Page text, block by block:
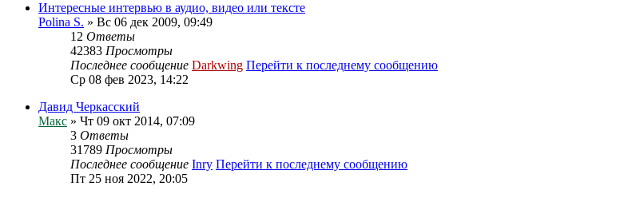
Интересные интервью в аудио, видео или тексте
Polina S. » Вс 06 дек 2009, 09:49
12 Ответы
42383 Просмотры
Последнее сообщение Darkwing Перейти к последнему сообщению
Ср 08 фев 2023, 14:22
Давид Черкасский
Макс » Чт 09 окт 2014, 07:09
3 Ответы
31789 Просмотры
Последнее сообщение Inry Перейти к последнему сообщению
Пт 25 ноя 2022, 20:05